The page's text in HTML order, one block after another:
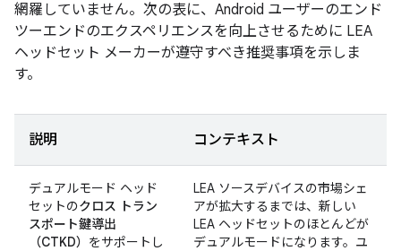
網羅していません。次の表に、Android ユーザーのエンド
ツーエンドのエクスペリエンスを向上させるために LEA
ヘッドセット メーカーが遵守すべき推奨事項を示しま
す。
説明 コンテキスト
デュアルモード ヘッド
セットのクロス トラン
スポート鍵導出
（CTKD） をサポートし
LEA ソースデバイスの市場シェ
アが拡大するまでは、新しい
LEA ヘッドセットのほとんどが
デュアルモードになります。ユ